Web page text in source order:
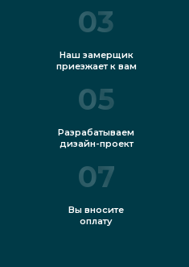
03
Наш замерщик
приезжает к вам
05
Разрабатываем
дизайн-проект
07
Вы вносите
оплату